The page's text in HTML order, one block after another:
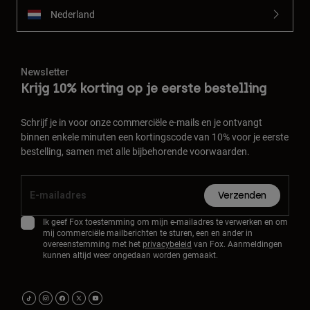
Nederland
Newsletter
Krijg 10% korting op je eerste bestelling
Schrijf je in voor onze commerciële e-mails en je ontvangt
binnen enkele minuten een kortingscode van 10% voor je eerste
bestelling, samen met alle bijbehorende voorwaarden.
Verzenden
Ik geef Fox toestemming om mijn e-mailadres te verwerken en om
mij commerciële mailberichten te sturen, een en ander in
overeenstemming met het privacybeleid van Fox. Aanmeldingen
kunnen altijd weer ongedaan worden gemaakt.